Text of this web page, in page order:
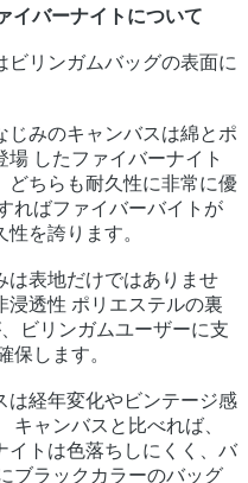
イバーナイトについて
ビリンガムバッグの表面に
じみのキャンバスは綿とポ
したファイバーナイト
どちらも耐久性に非常に優
ればファイバーバイトが
を誇ります。
は表地だけではありませ
浸透性 ポリエステルの裏
ビリンガムユーザーに支
保します。
は経年変化やビンテージ感
キャンバスと比べれば、
イトは色落ちしにくく、バ
ブラックカラーのバッグ